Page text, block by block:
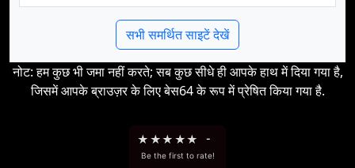
सभी समर्थित साइटें देखें
नोट: हम कुछ भी जमा नहीं करते; सब कुछ सीधे ही आपके हाथ में दिया गया है,
जिसमें आपके ब्राउज़र के लिए बेस64 के रूप में प्रेषित किया गया है.
★ ★★ ★★ -
Be the first to rate!